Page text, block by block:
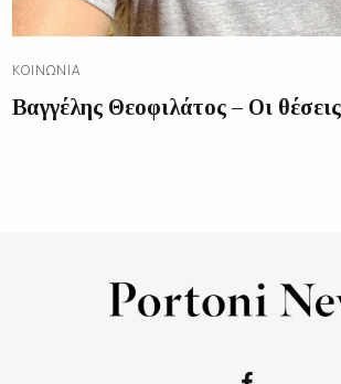
ΚΟΙΝΩΝΊΑ
Βαγγέλης Θεοφιλάτος – Οι